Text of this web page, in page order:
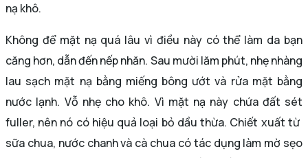
nạ khô.
Không để mặt nạ quá lâu vì điều này có thể làm da bạn
căng hơn, dẫn đến nếp nhăn. Sau mười lăm phút, nhẹ nhàng
lau sạch mặt nạ bằng miếng bông ướt và rửa mặt bằng
nước lạnh. Vỗ nhẹ cho khô. Vì mặt nạ này chứa đất sét
fuller, nên nó có hiệu quả loại bỏ dầu thừa. Chiết xuất từ ​​
sữa chua, nước chanh và cà chua có tác dụng làm mờ sẹo